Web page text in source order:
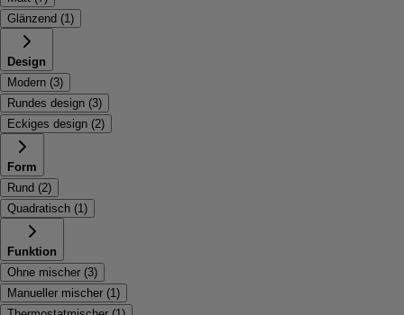
Glänzend (1 )
Design
Modern (3)
Rundes design (3)
Eckiges design (2)
Form
Rund (2)
Quadratisch (1 )
Funktion
Ohne mischer (3)
Manueller mischer (1 )